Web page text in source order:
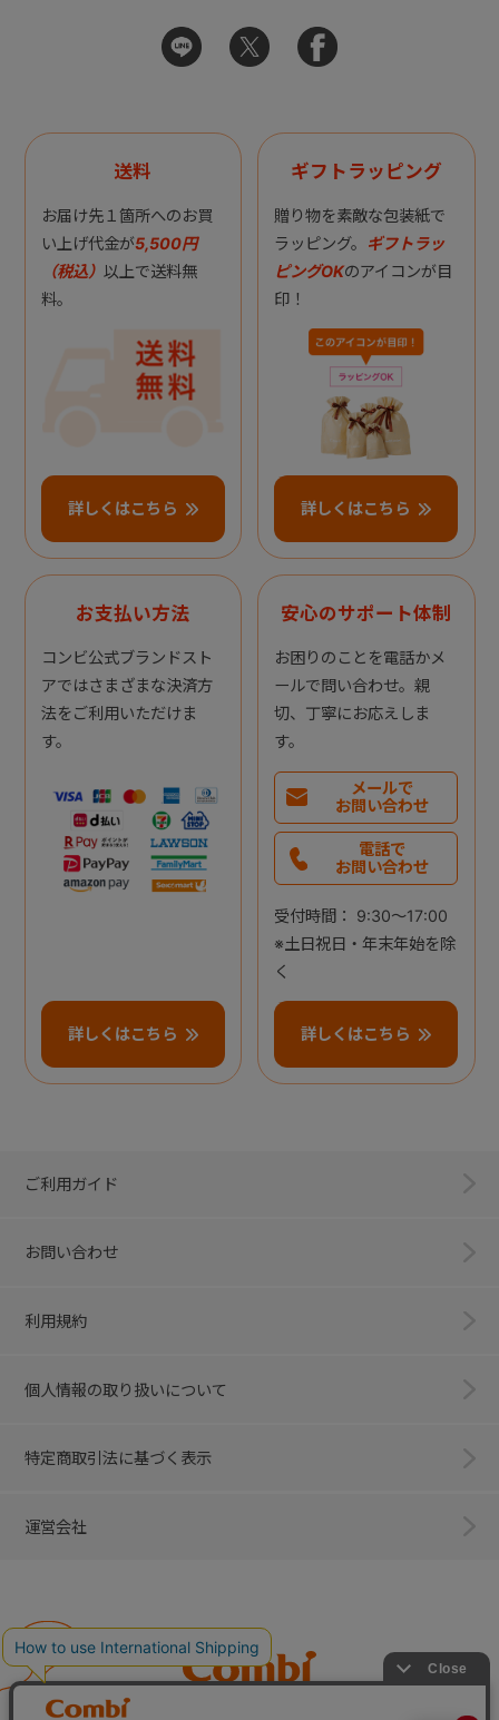
送料
お届け先１箇所へのお買
い上げ代金が5,500円
（税込） 以上で送料無
料。
詳しくはこちら
ギフトラッピング
贈り物を素敵な包装紙で
ラッピング。 ギフトラッ
ピングOKのアイコンが目
印！
詳しくはこちら
お支払い方法
コンビ公式ブランドスト
アではさまざまな決済方
法をご利用いただけま
す。
詳しくはこちら
安心のサポート体制
お困りのことを電話かメ
ールで問い合わせ。親
切、丁寧にお応えしま
す。
メールで
お問い合わせ
電話で
お問い合わせ
受付時間： 9:30～17:00
※土日祝日・年末年始を除
く
詳しくはこちら
ご利用ガイド
お問い合わせ
利用規約
個人情報の取り扱いについて
特定商取引法に基づく表示
運営会社